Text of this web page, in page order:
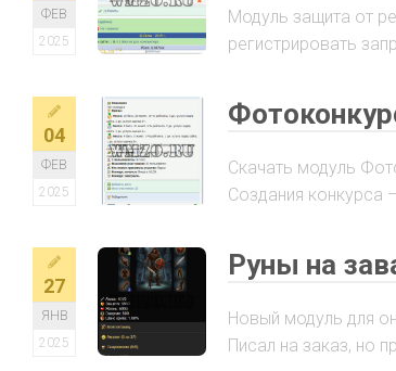
ФЕВ
2025
Модуль защита от
регистрировать
04
ФЕВ
2025
Скачать модуль
Создания конкурса
27
ЯНВ
2025
Руны на
Новый модуль для
Писал на заказ, но